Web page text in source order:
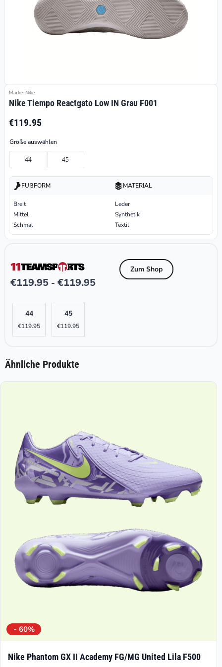
Marke: Nike
Nike Tiempo Reactgato Low IN Grau F001
€119.95
Größe auswählen
44 45
FUßFORM
Breit
Mittel
Schmal
MATERIAL
Leder
Synthetik
Textil
€119.95 - €119.95
Zum Shop
44
€119.95
45
€119.95
Ähnliche Produkte
- 60%
Nike Phantom GX II Academy FG/MG United Lila F500